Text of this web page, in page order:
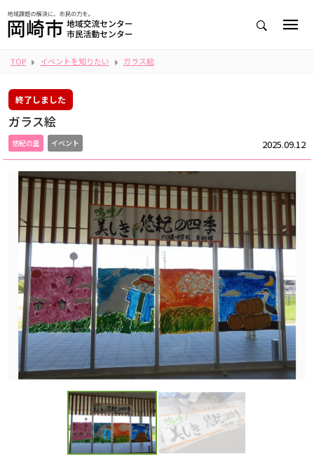
TOP イベントを知りたい ガラス絵
終了しました
ガラス絵
悠紀の里 イベント 2025.09.12